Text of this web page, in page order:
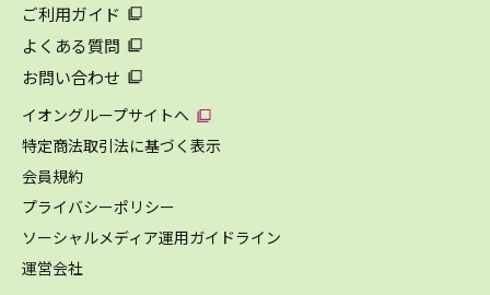
ご利用ガイド
よくある質問
お問い合わせ
イオングループサイトへ
特定商法取引法に基づく表示
会員規約
プライバシーポリシー
ソーシャルメディア運用ガイドライン
運営会社